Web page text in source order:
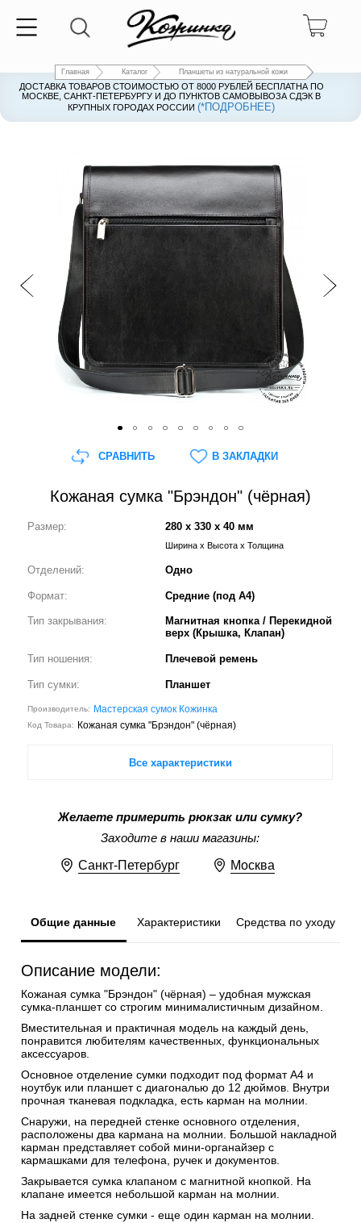
Главная Каталог Планшеты из натуральной кожи
ДОСТАВКА ТОВАРОВ СТОИМОСТЬЮ ОТ 8000 РУБЛЕЙ БЕСПЛАТНА ПО
МОСКВЕ, САНКТ-ПЕТЕРБУРГУ И ДО ПУНКТОВ САМОВЫВОЗА СДЭК В
КРУПНЫХ ГОРОДАХ РОССИИ(*ПОДРОБНЕЕ)
ДОСТАВКА ТОВАРОВ СТОИМОСТЬЮ ОТ 8000 РУБЛЕЙ БЕСПЛАТНА ПО
МОСКВЕ, САНКТ-ПЕТЕРБУРГУ И ДО ПУНКТОВ САМОВЫВОЗА СДЭК В
КРУПНЫХ ГОРОДАХ РОССИИ(*ПОДРОБНЕЕ)
Кожаная сумка "Брэндон" (чёрная)
Размер: 280 x 330 x 40 мм
Ширина x Высота x Толщина
Отделений: Одно
Формат: Средние (под А4)
Тип закрывания:
Магнитная кнопка / Перекидной
верх (Крышка, Клапан)
Тип ношения: Плечевой ремень
Тип сумки: Планшет
Производитель: Мастерская сумок Кожинка
Код Товара: Кожаная сумка "Брэндон" (чёрная)
Все характеристики
Желаете примерить рюкзак или сумку?
Заходите в наши магазины:
Санкт-Петербург Москва
СРАВНИТЬ В ЗАКЛАДКИ
Общие данные Характеристики Средства по уходу
Описание модели:
Кожаная сумка "Брэндон" (чёрная) – удобная мужская
сумка-планшет со строгим минималистичным дизайном.
Вместительная и практичная модель на каждый день,
понравится любителям качественных, функциональных
аксессуаров.
Основное отделение сумки подходит под формат А4 и
ноутбук или планшет с диагональю до 12 дюймов. Внутри
прочная тканевая подкладка, есть карман на молнии.
Снаружи, на передней стенке основного отделения,
расположены два кармана на молнии. Большой накладной
карман представляет собой мини-органайзер с
кармашками для телефона, ручек и документов.
Закрывается сумка клапаном с магнитной кнопкой. На
клапане имеется небольшой карман на молнии.
На задней стенке сумки - еще один карман на молнии.